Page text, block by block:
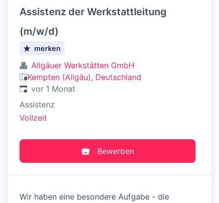
Assistenz der Werkstattleitung
(m/w/d)
merken
Allgäuer Werkstätten GmbH
Kempten (Allgäu), Deutschland
Veröffentlicht:
vor 1 Monat
Assistenz
Vollzeit
Bewerben
Wir haben eine besondere Aufgabe - die